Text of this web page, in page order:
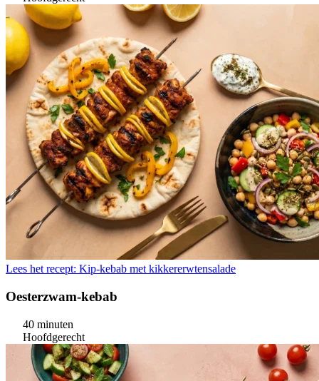
Lees het recept: Kip-kebab met kikkererwtensalade
Oesterzwam-kebab
40 minuten
Hoofdgerecht